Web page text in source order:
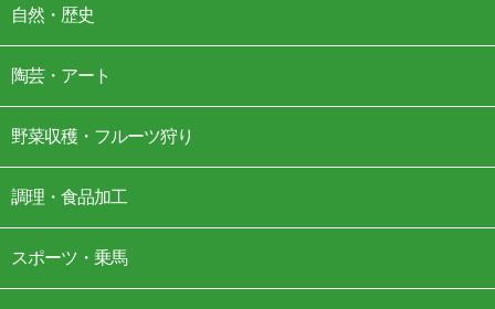
自然・歴史
陶芸・アート
野菜収穫・フルーツ狩り
調理・食品加工
スポーツ・乗馬